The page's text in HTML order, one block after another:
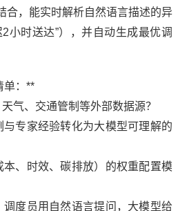
合，能实时解析自然语言描述的异
小时送达”），并自动生成最优调
单：**
气、交通管制等外部数据源？
专家经验转化为大模型可理解的
、时效、碳排放）的权重配置模
度员用自然语言提问，大模型给